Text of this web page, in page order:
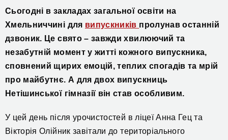
Сьогодні в закладах загальної освіти на
Хмельниччині для випускників пролунав останній
дзвоник. Це свято – завжди хвилюючий та
незабутній момент у житті кожного випускника,
сповнений щирих емоцій, теплих спогадів та мрій
про майбутнє. А для двох випускниць
Нетішинської гімназії він став особливим.
У цей день після урочистостей в ліцеї Анна Гец та
Вікторія Олійник завітали до територіального